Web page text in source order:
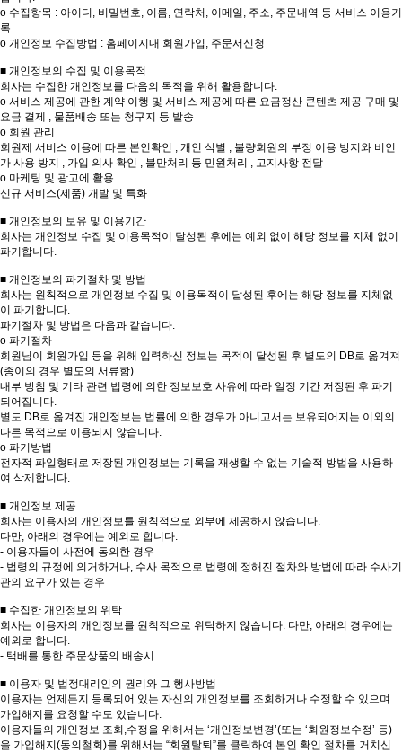
ο 수집항목 : 아이디, 비밀번호, 이름, 연락처, 이메일, 주소, 주문내역 등 서비스 이용기
록
ο 개인정보 수집방법 : 홈페이지내 회원가입, 주문서신청
■ 개인정보의 수집 및 이용목적
회사는 수집한 개인정보를 다음의 목적을 위해 활용합니다.
ο 서비스 제공에 관한 계약 이행 및 서비스 제공에 따른 요금정산 콘텐츠 제공 구매 및
요금 결제 , 물품배송 또는 청구지 등 발송
ο 회원 관리
회원제 서비스 이용에 따른 본인확인 , 개인 식별 , 불량회원의 부정 이용 방지와 비인
가 사용 방지 , 가입 의사 확인 , 불만처리 등 민원처리 , 고지사항 전달
ο 마케팅 및 광고에 활용
신규 서비스(제품) 개발 및 특화
■ 개인정보의 보유 및 이용기간
회사는 개인정보 수집 및 이용목적이 달성된 후에는 예외 없이 해당 정보를 지체 없이
파기합니다.
■ 개인정보의 파기절차 및 방법
회사는 원칙적으로 개인정보 수집 및 이용목적이 달성된 후에는 해당 정보를 지체없
이 파기합니다.
파기절차 및 방법은 다음과 같습니다.
ο 파기절차
회원님이 회원가입 등을 위해 입력하신 정보는 목적이 달성된 후 별도의 DB로 옮겨져
(종이의 경우 별도의 서류함)
내부 방침 및 기타 관련 법령에 의한 정보보호 사유에 따라 일정 기간 저장된 후 파기
되어집니다.
별도 DB로 옮겨진 개인정보는 법률에 의한 경우가 아니고서는 보유되어지는 이외의
다른 목적으로 이용되지 않습니다.
ο 파기방법
전자적 파일형태로 저장된 개인정보는 기록을 재생할 수 없는 기술적 방법을 사용하
여 삭제합니다.
■ 개인정보 제공
회사는 이용자의 개인정보를 원칙적으로 외부에 제공하지 않습니다.
다만, 아래의 경우에는 예외로 합니다.
- 이용자들이 사전에 동의한 경우
- 법령의 규정에 의거하거나, 수사 목적으로 법령에 정해진 절차와 방법에 따라 수사기
관의 요구가 있는 경우
■ 수집한 개인정보의 위탁
회사는 이용자의 개인정보를 원칙적으로 위탁하지 않습니다. 다만, 아래의 경우에는
예외로 합니다.
- 택배를 통한 주문상품의 배송시
■ 이용자 및 법정대리인의 권리와 그 행사방법
이용자는 언제든지 등록되어 있는 자신의 개인정보를 조회하거나 수정할 수 있으며
가입해지를 요청할 수도 있습니다.
이용자들의 개인정보 조회,수정을 위해서는 ‘개인정보변경’(또는 ‘회원정보수정’ 등)
을 가입해지(동의철회)를 위해서는 “회원탈퇴”를 클릭하여 본인 확인 절차를 거치신